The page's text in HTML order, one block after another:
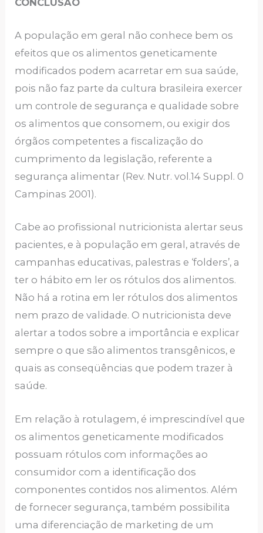
A população em geral não conhece bem os
efeitos que os alimentos geneticamente
modificados podem acarretar em sua saúde,
pois não faz parte da cultura brasileira exercer
um controle de segurança e qualidade sobre
os alimentos que consomem, ou exigir dos
órgãos competentes a fiscalização do
cumprimento da legislação, referente a
segurança alimentar (Rev. Nutr. vol.14 Suppl. 0
Campinas 2001).
Cabe ao profissional nutricionista alertar seus
pacientes, e à população em geral, através de
campanhas educativas, palestras e ‘folders’, a
ter o hábito em ler os rótulos dos alimentos.
Não há a rotina em ler rótulos dos alimentos
nem prazo de validade. O nutricionista deve
alertar a todos sobre a importância e explicar
sempre o que são alimentos transgênicos, e
quais as conseqüências que podem trazer à
saúde.
Em relação à rotulagem, é imprescindível que
os alimentos geneticamente modificados
possuam rótulos com informações ao
consumidor com a identificação dos
componentes contidos nos alimentos. Além
de fornecer segurança, também possibilita
uma diferenciação de marketing de um